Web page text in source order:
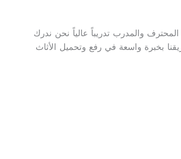
والمدرب تدريباً عالياً نحن ندرك
بخبرة واسعة في رفع وتحميل الأثاث